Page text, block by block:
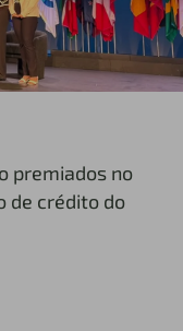
premiados no
de crédito do